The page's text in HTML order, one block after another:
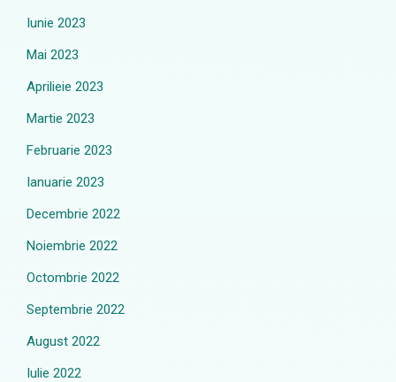
Iunie 2023
Mai 2023
Aprilieie 2023
Martie 2023
Februarie 2023
Ianuarie 2023
Decembrie 2022
Noiembrie 2022
Octombrie 2022
Septembrie 2022
August 2022
Iulie 2022